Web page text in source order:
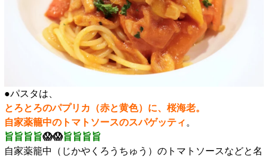
●パスタは、
とろとろのパプリカ（赤と黄色）に、桜海老。
自家薬籠中のトマトソースのスパゲッティ 。
旨旨旨旨😱😱旨旨旨旨
自家薬籠中（じかやくろうちゅう）のトマトソースなどと名